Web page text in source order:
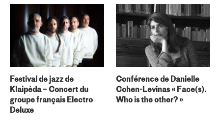
Festival de jazz de
Klaipėda – Concert du
groupe français Electro
Deluxe
Conférence de Danielle
Cohen-Levinas « Face(s).
Who is the other? »